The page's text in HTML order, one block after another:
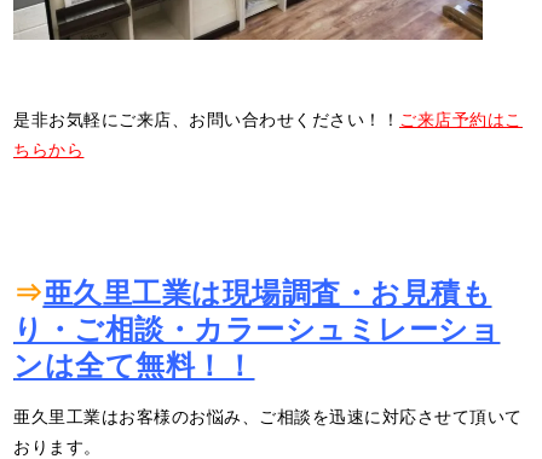
是非お気軽にご来店、お問い合わせください！！ ご来店予約はこ
ちらから
⇒亜久里工業は現場調査・お見積も
り・ご相談・カラーシュミレーショ
ンは全て無料！！
亜久里工業はお客様のお悩み、ご相談を迅速に対応させて頂いて
おります。